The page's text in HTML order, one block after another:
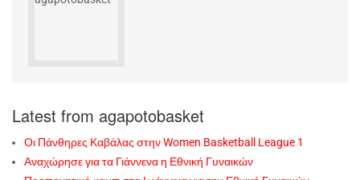
Latest from agapotobasket
Οι Πάνθηρες Καβάλας στην Women Basketball League 1
Αναχώρησε για τα Γιάννενα η Εθνική Γυναικών